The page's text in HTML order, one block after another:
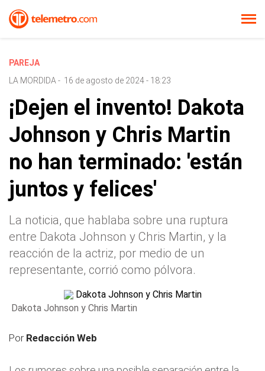
PAREJA
LA MORDIDA - 16 de agosto de 2024 - 18:23
¡Dejen el invento! Dakota
Johnson y Chris Martin
no han terminado: 'están
juntos y felices'
La noticia, que hablaba sobre una ruptura
entre Dakota Johnson y Chris Martin, y la
reacción de la actriz, por medio de un
representante, corrió como pólvora.
Dakota Johnson y Chris Martin
Por Redacción Web